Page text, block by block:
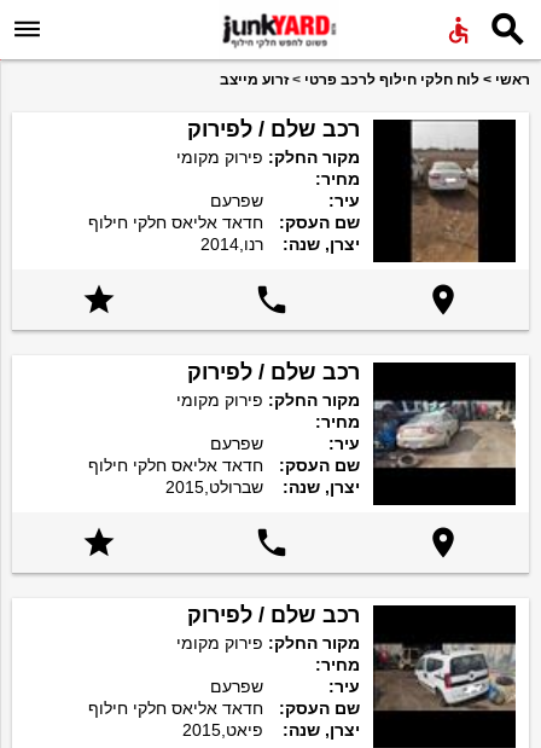
 
ראשי > לוח חלקי חילוף לרכב פרטי >זרוע מייצב
רכב שלם / לפירוק
מקור החלק: פירוק מקומי
מחיר:
עיר:
שפרעם
שם העסק:
חדאד אליאס חלקי חילוף
יצרן, שנה:
רנו,2014



רכב שלם / לפירוק
מקור החלק: פירוק מקומי
מחיר:
עיר:
שפרעם
שם העסק:
חדאד אליאס חלקי חילוף
יצרן, שנה:
שברולט,2015



רכב שלם / לפירוק
מקור החלק: פירוק מקומי
מחיר:
עיר:
שפרעם
שם העסק:
חדאד אליאס חלקי חילוף
יצרן, שנה:
פיאט,2015